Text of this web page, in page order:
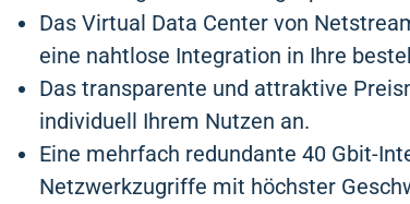
Das Virtual Data Center von
eine nahtlose Integration in Ihre
Das transparente und attraktive
individuell Ihrem Nutzen an.
Eine mehrfach redundante 40 Gbit-
Netzwerkzugriffe mit höchster